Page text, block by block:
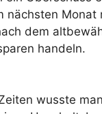
nächsten Monat
dem
handeln.
wusste